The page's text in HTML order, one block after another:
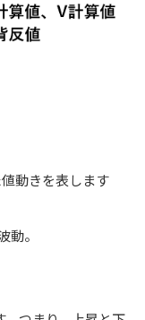
動きを表します
。